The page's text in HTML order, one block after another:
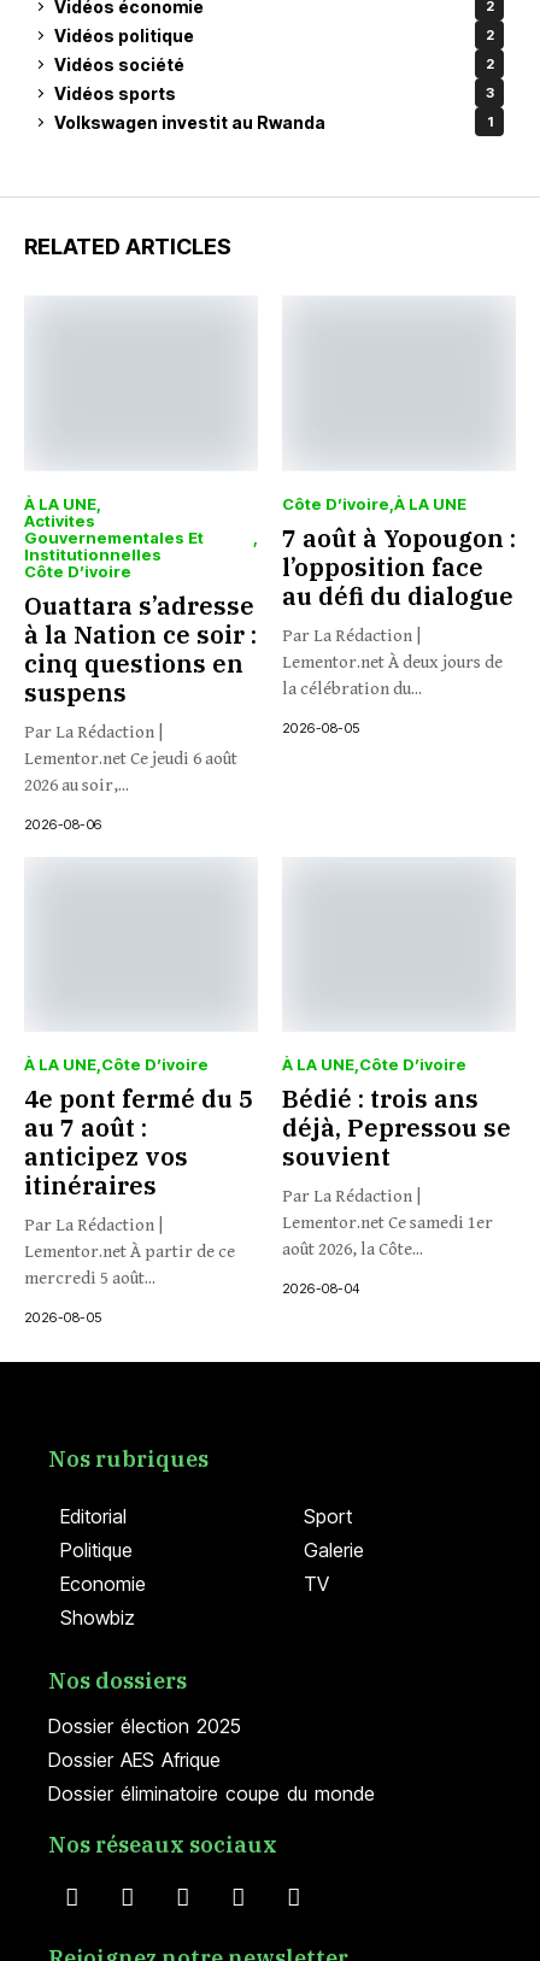
Vidéos économie 2
Vidéos politique 2
Vidéos société 2
Vidéos sports 3
Volkswagen investit au Rwanda 1
RELATED ARTICLES
À LA UNE
Activites
Gouvernementales Et
Institutionnelles
Côte D’ivoire
Ouattara s’adresse
à la Nation ce soir :
cinq questions en
suspens
Par La Rédaction |
Lementor.net Ce jeudi 6 août
2026 au soir,...
2026-08-06
Côte D’ivoire À LA UNE
7 août à Yopougon :
l’opposition face
au défi du dialogue
Par La Rédaction |
Lementor.net À deux jours de
la célébration du...
2026-08-05
À LA UNE Côte D’ivoire
4e pont fermé du 5
au 7 août :
anticipez vos
itinéraires
Par La Rédaction |
Lementor.net À partir de ce
mercredi 5 août...
2026-08-05
À LA UNE Côte D’ivoire
Bédié : trois ans
déjà, Pepressou se
souvient
Par La Rédaction |
Lementor.net Ce samedi 1er
août 2026, la Côte...
2026-08-04
Editorial
Politique
Economie
Showbiz
Sport
Galerie
TV
Nos rubriques
Dossier élection 2025
Dossier AES Afrique
Dossier éliminatoire coupe du monde
Nos dossiers
Nos réseaux sociaux